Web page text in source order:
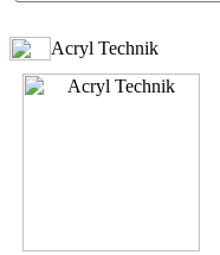
Acryl Technik